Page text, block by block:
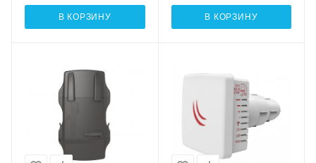
В КОРЗИНУ В КОРЗИНУ
оптические
интерфейсы
1xGigabit Ethernet,
Wi-Fi интерфейсы
5 ГГц 802.11a/n/ac
оптические
1x10/100 Mbps
Ethernet
Wi-Fi интерфейсы
5 ГГц 802.11a/n